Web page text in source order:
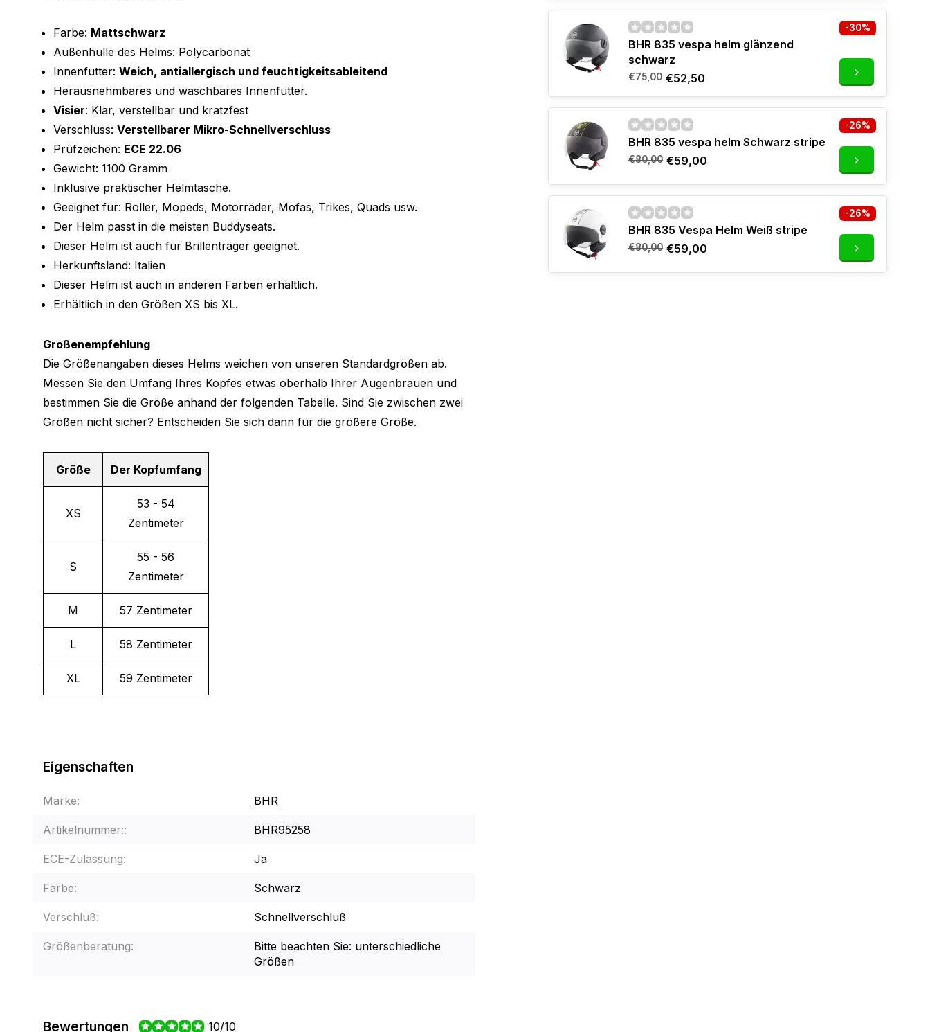
Farbe: Mattschwarz
Außenhülle des Helms: Polycarbonat
Innenfutter: Weich, antiallergisch und feuchtigkeitsableitend
Herausnehmbares und waschbares Innenfutter.
Visier: Klar, verstellbar und kratzfest
Verschluss: Verstellbarer Mikro-Schnellverschluss
Prüfzeichen: ECE 22.06
Gewicht: 1100 Gramm
Inklusive praktischer Helmtasche.
Geeignet für: Roller, Mopeds, Motorräder, Mofas, Trikes, Quads usw.
Der Helm passt in die meisten Buddyseats.
Dieser Helm ist auch für Brillenträger geeignet.
Herkunftsland: Italien
Dieser Helm ist auch in anderen Farben erhältlich.
Erhältlich in den Größen XS bis XL.
Großenempfehlung
Die Größenangaben dieses Helms weichen von unseren Standardgrößen ab.
Messen Sie den Umfang Ihres Kopfes etwas oberhalb Ihrer Augenbrauen und
bestimmen Sie die Größe anhand der folgenden Tabelle. Sind Sie zwischen zwei
Größen nicht sicher? Entscheiden Sie sich dann für die größere Größe.
Größe Der Kopfumfang
XS
53 - 54
Zentimeter
S
55 - 56
Zentimeter
M 57 Zentimeter
L 58 Zentimeter
XL 59 Zentimeter
Eigenschaften
Marke: BHR
Artikelnummer:: BHR95258
ECE-Zulassung: Ja
Farbe: Schwarz
Verschluß: Schnellverschluß
Größenberatung:
Bitte beachten Sie: unterschiedliche
Größen
Bewertungen 10/10
BHR 835 vespa helm glänzend
schwarz
€75,00 €52,50
-30%
BHR 835 vespa helm Schwarz stripe
€80,00 €59,00
-26%
BHR 835 Vespa Helm Weiß stripe
€80,00 €59,00
-26%